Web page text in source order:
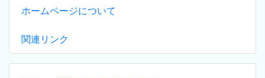
ホームページについて
関連リンク